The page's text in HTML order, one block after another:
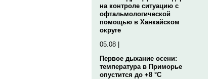
на контроле ситуацию с
офтальмологической
помощью в Ханкайском
округе
05.08 |
Первое дыхание осени:
температура в Приморье
опустится до +8 °C